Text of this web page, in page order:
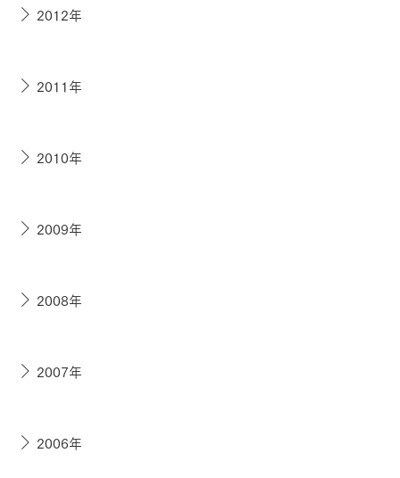
2012年
2011年
2010年
2009年
2008年
2007年
2006年